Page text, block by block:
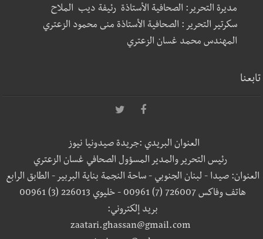
مديرة التحرير: الصحافية الأستاذة رئيفة ديب الملاح
سكرتير التحرير : الصحافية الأستاذة منى محمود الزعتري
المهندس محمد غسان الزعتري
تابعنا
العنوان البريدي :جريدة صيدونيا نيوز
رئيس التحرير والمدير المسؤول الصحافي غسان الزعتري
العنوان: صيدا - لبنان الجنوبي - ساحة النجمة بناية البربير - الطابق الرابع
هاتف وفاكس 726007 (7) 00961 - خليوي 226013 (3) 00961
بريد إلكتروني:
zaatari.ghassan@gmail.com